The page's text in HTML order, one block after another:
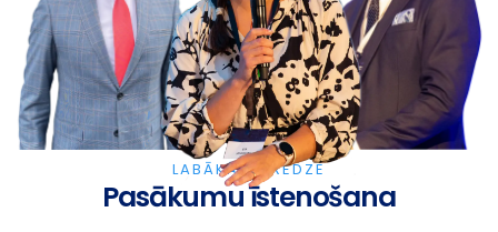
LABĀKĀ PIEREDZE
Pasākumu īstenošana